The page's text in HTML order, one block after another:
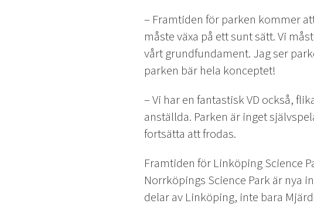
– Framtiden för parken kommer
måste växa på ett sunt sätt. Vi
vårt grundfundament. Jag ser
parken bär hela konceptet!
– Vi har en fantastisk VD också,
anställda. Parken är inget
fortsätta att frodas.
Framtiden för Linköping Science
Norrköpings Science Park är nya
delar av Linköping, inte bara